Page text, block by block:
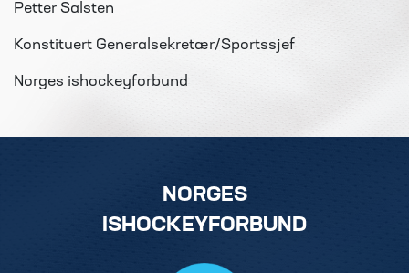
Petter Salsten
Konstituert Generalsekretær/Sportssjef
Norges ishockeyforbund
NORGES
ISHOCKEYFORBUND